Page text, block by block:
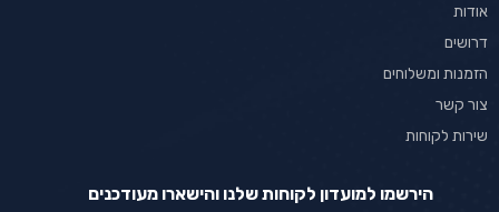
אודות
דרושים
הזמנות ומשלוחים
צור קשר
שירות לקוחות
הירשמו למועדון לקוחות שלנו והישארו מעודכנים